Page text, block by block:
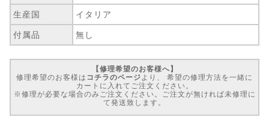
生産国 イタリア
付属品 無し
【修理希望のお客様へ】
修理希望のお客様は コチラのページ より、 希望の修理方法を一緒に
カートに入れてご注文ください。
※修理が必要な場合のみご注文ください。ご注文が無ければ未修理に
て発送致します。